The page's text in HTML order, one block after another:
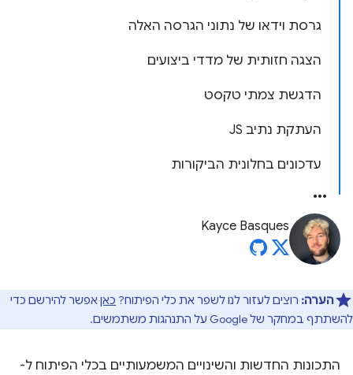
גרסת וידאו של נתוני הגרסה האלה
הצגה חזותית של מדדי ביצועים
הדגשת צמתי טקסט
העתקת נתיב JS
עדכונים בחלונית הביקורות
Kayce Basques
הערה: רוצים לעזור לנו לשפר את כלי הפיתוח? כאןאפשר להירשם כדי
להשתתף במחקר של Google על התנהגות משתמשים.
התכונות החדשות והשינויים המשמעותיים בכלי הפיתוח ל-